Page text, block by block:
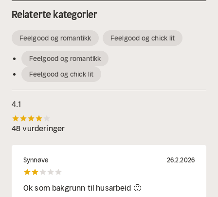
Relaterte kategorier
Feelgood og romantikk Feelgood og chick lit
Feelgood og romantikk
Feelgood og chick lit
4.1
48 vurderinger
Synnøve 26.2.2026
Ok som bakgrunn til husarbeid 🙂